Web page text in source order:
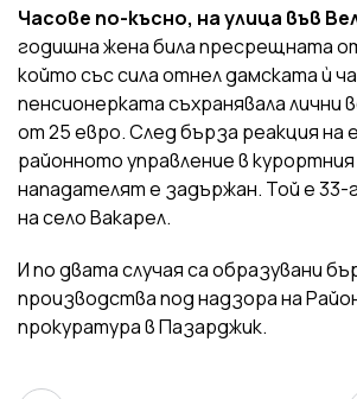
Часове по-късно, на улица във
годишна жена била пресрещната
който със сила отнел дамската ѝ
пенсионерката съхранявала лични
от 25 евро. След бърза реакция на
районното управление в
нападателят е задържан. Той е
на село Вакарел.
И по двата случая са образувани
производства под надзора на
прокуратура в Пазарджик.